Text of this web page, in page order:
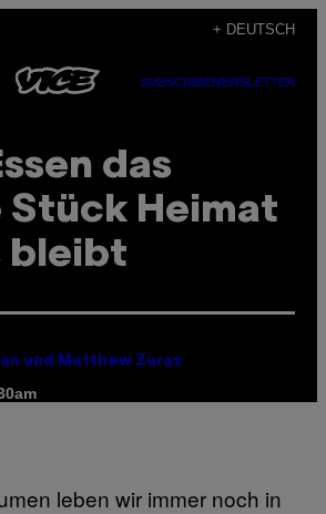
+ DEUTSCH
SUBSCRIBENEWSLETTER
das
Stück Heimat
bleibt
und Matthew Zuras
leben wir immer noch in